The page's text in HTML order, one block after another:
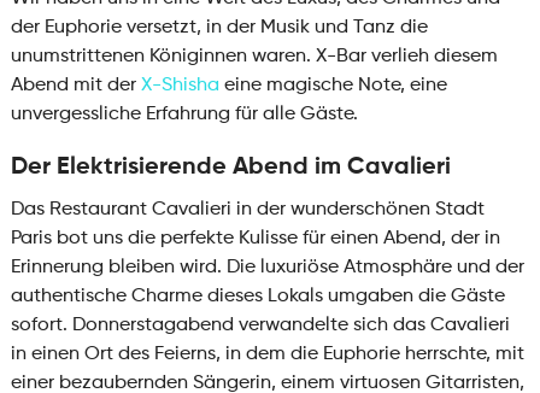
der Euphorie versetzt, in der Musik und Tanz die
unumstrittenen Königinnen waren. X-Bar verlieh diesem
Abend mit der X-Shisha eine magische Note, eine
unvergessliche Erfahrung für alle Gäste.
Der Elektrisierende Abend im Cavalieri
Das Restaurant Cavalieri in der wunderschönen Stadt
Paris bot uns die perfekte Kulisse für einen Abend, der in
Erinnerung bleiben wird. Die luxuriöse Atmosphäre und der
authentische Charme dieses Lokals umgaben die Gäste
sofort. Donnerstagabend verwandelte sich das Cavalieri
in einen Ort des Feierns, in dem die Euphorie herrschte, mit
einer bezaubernden Sängerin, einem virtuosen Gitarristen,